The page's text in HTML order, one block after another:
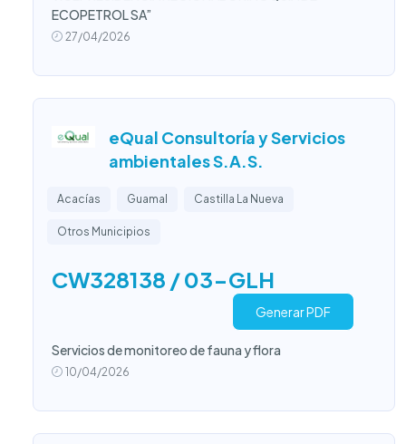
ECOPETROL SA”
27/04/2026
eQual Consultoría y Servicios
ambientales S.A.S.
Acacías Guamal Castilla La Nueva
Otros Municipios
CW328138 / 03-GLH
Generar PDF
Servicios de monitoreo de fauna y flora
10/04/2026